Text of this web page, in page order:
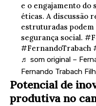
e o engajamento do
éticas. A discussão
estruturadas podem
segurança social.
#FernandoTrabach
♬ som original –
Fernando Trabach
Potencial de
produtiva no